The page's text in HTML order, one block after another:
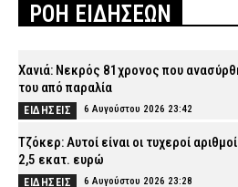
ΡΟΗ ΕΙΔΗΣΕΩΝ
Χανιά: Νεκρός 81χρονος που
του από παραλία
ΕΙΔΗΣΕΙΣ 6 Αυγούστου 2026 23:42
Τζόκερ: Αυτοί είναι οι τυχεροί
2,5 εκατ. ευρώ
ΕΙΔΗΣΕΙΣ 6 Αυγούστου 2026 23:28